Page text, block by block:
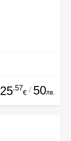
25.57
€ / 50лв.